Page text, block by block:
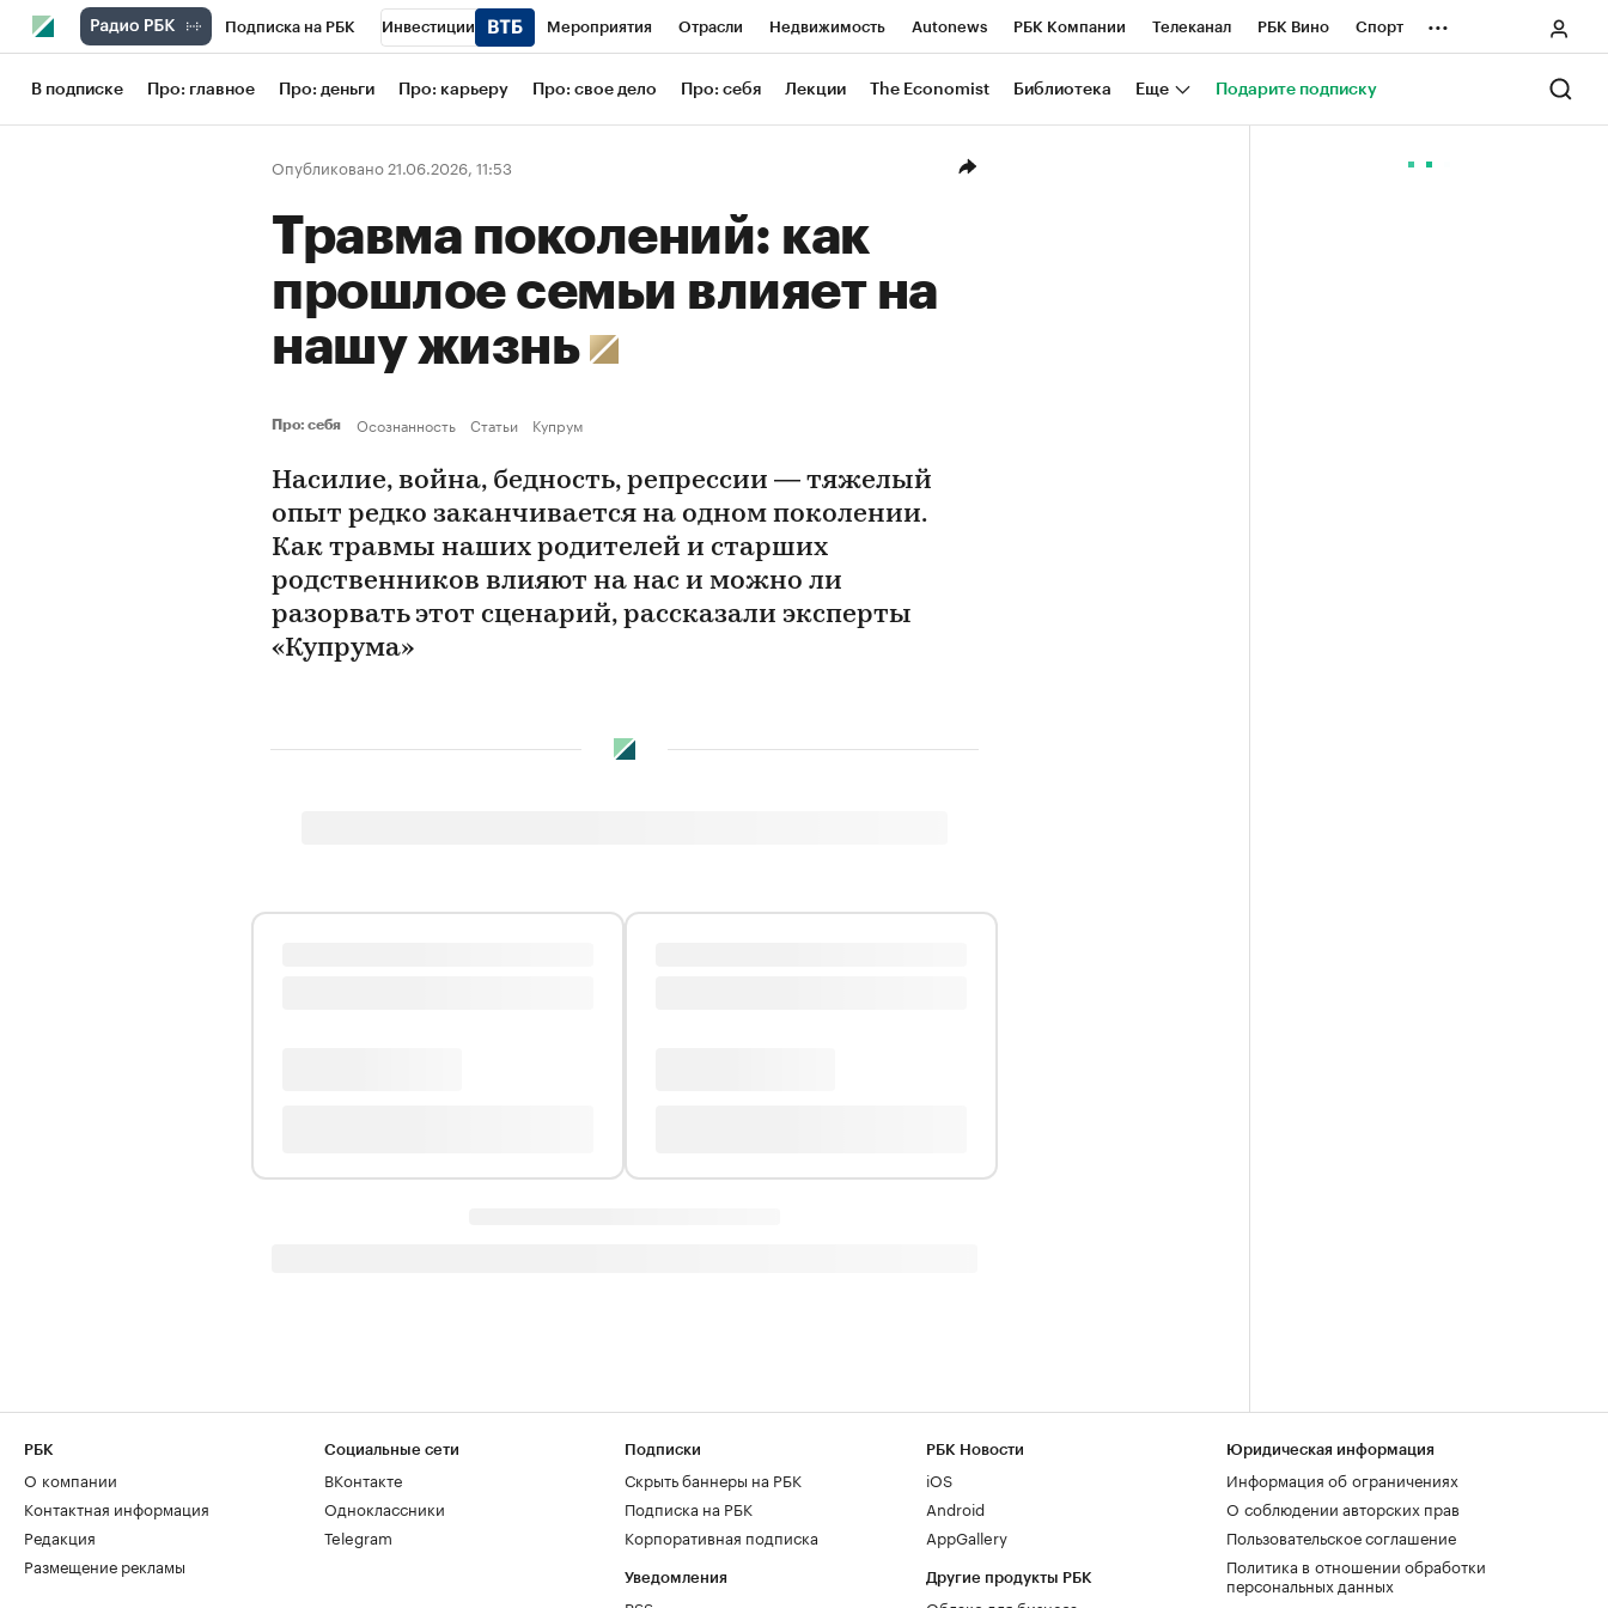
Подписка на РБК Инвестиции Мероприятия Отрасли Недвижимость Autonews РБК Компании Телеканал РБК Вино Спорт
Школа управления РБК РБК Образование РБК Life Тренды Визионеры Национальные проекты Город
Рынок наличной валюты
...
В подписке Про: главное Про: деньги Про: карьеру Про: свое дело Про: себя Лекции The Economist Библиотека Еще Подарите подписку
Опубликовано 21.06.2026, 11:53
Травма поколений: как
прошлое семьи влияет на
нашу жизнь
Про: себя Осознанность Статьи Купрум
Насилие, война, бедность, репрессии — тяжелый
опыт редко заканчивается на одном поколении.
Как травмы наших родителей и старших
родственников влияют на нас и можно ли
разорвать этот сценарий, рассказали эксперты
«Купрума»
РБК
О компании
Контактная информация
Редакция
Размещение рекламы
Социальные сети
ВКонтакте
Одноклассники
Telegram
Подписки
Скрыть баннеры на РБК
Подписка на РБК
Корпоративная подписка
Уведомления
РБК Новости
iOS
Android
AppGallery
Другие продукты РБК
Юридическая информация
Информация об ограничениях
О соблюдении авторских прав
Пользовательское соглашение
Политика в отношении обработки
персональных данных